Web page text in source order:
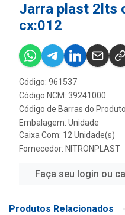
Jarra plast 2lts
cx:012
Código: 961537
Código NCM: 39241000
Código de Barras do
Embalagem: Unidade
Caixa Com: 12 Unidade(s)
Fornecedor: NITRONPLAST
Faça seu login ou
Produtos Relacionados